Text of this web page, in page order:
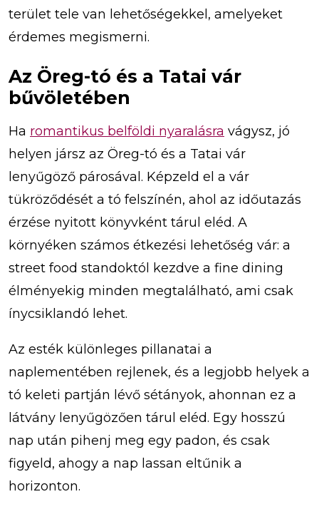
terület tele van lehetőségekkel, amelyeket
érdemes megismerni.
Az Öreg-tó és a Tatai vár
bűvöletében
Ha romantikus belföldi nyaralásra vágysz, jó
helyen jársz az Öreg-tó és a Tatai vár
lenyűgöző párosával. Képzeld el a vár
tükröződését a tó felszínén, ahol az időutazás
érzése nyitott könyvként tárul eléd. A
környéken számos étkezési lehetőség vár: a
street food standoktól kezdve a fine dining
élményekig minden megtalálható, ami csak
ínycsiklandó lehet.
Az esték különleges pillanatai a
naplementében rejlenek, és a legjobb helyek a
tó keleti partján lévő sétányok, ahonnan ez a
látvány lenyűgözően tárul eléd. Egy hosszú
nap után pihenj meg egy padon, és csak
figyeld, ahogy a nap lassan eltűnik a
horizonton.